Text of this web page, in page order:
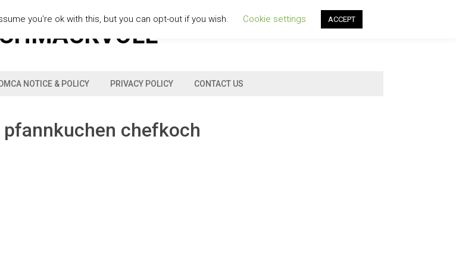
DMCA NOTICE & POLICY PRIVACY POLICY CONTACT US
chefkoch
you're ok with this, but you can opt-out if you wish. Cookie settings ACCEPT